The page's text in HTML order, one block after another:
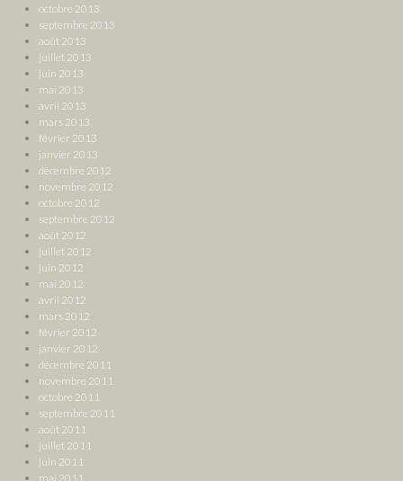
octobre 2013
septembre 2013
août 2013
juillet 2013
juin 2013
mai 2013
avril 2013
mars 2013
février 2013
janvier 2013
décembre 2012
novembre 2012
octobre 2012
septembre 2012
août 2012
juillet 2012
juin 2012
mai 2012
avril 2012
mars 2012
février 2012
janvier 2012
décembre 2011
novembre 2011
octobre 2011
septembre 2011
août 2011
juillet 2011
juin 2011
mai 2011